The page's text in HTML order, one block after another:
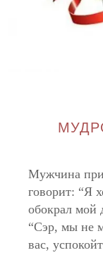
Мужчина
говорит: “Я
обокрал мой
“Сэр, мы не
вас,